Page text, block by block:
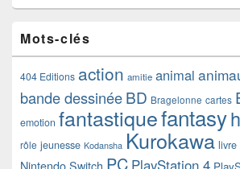
Mots-clés
404 Editions action amitie animal
bande dessinéeBD Bragelonne cartes
emotion fantastiquefantasy
rôle jeunesse Kodansha Kurokawa livre
Nintendo Switch PC PlayStation 4